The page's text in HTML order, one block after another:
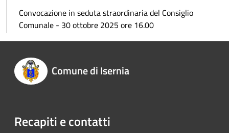
Convocazione in seduta straordinaria del Consiglio
Comunale - 30 ottobre 2025 ore 16.00
Comune di Isernia
Recapiti e contatti